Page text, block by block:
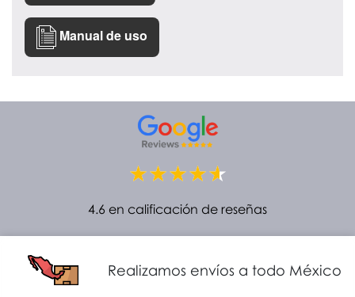
Manual de uso
4.6 en calificación de reseñas
Realizamos envíos a todo México